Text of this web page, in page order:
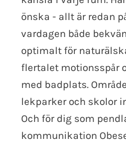
önska - allt är redan
vardagen både
optimalt för
flertalet motionsspår
med badplats.
lekparker och skolor
Och för dig som
kommunikation